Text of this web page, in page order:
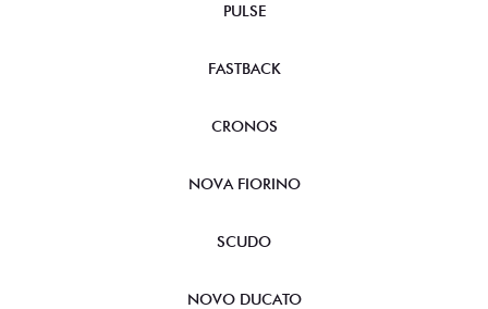
PULSE
FASTBACK
CRONOS
NOVA FIORINO
SCUDO
NOVO DUCATO